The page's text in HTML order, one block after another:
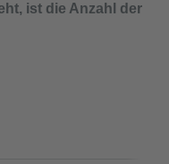
ist die Anzahl der